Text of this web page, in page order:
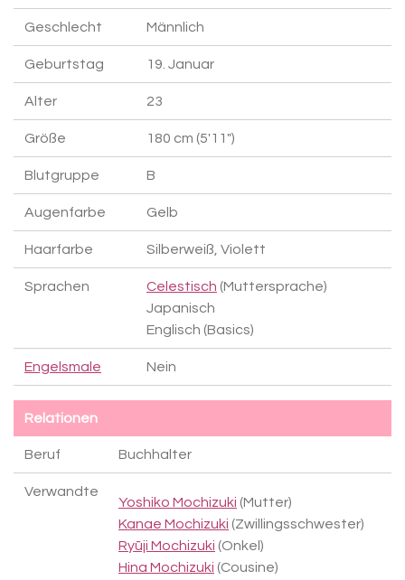
Geschlecht Männlich
Geburtstag 19. Januar
Alter 23
Größe 180 cm (5'11")
Blutgruppe B
Augenfarbe Gelb
Haarfarbe Silberweiß, Violett
Sprachen Celestisch (Muttersprache)
Japanisch
Englisch (Basics)
Engelsmale Nein
Relationen
Beruf Buchhalter
Verwandte
Yoshiko Mochizuki (Mutter)
Kanae Mochizuki (Zwillingsschwester)
Ryūji Mochizuki (Onkel)
Hina Mochizuki (Cousine)